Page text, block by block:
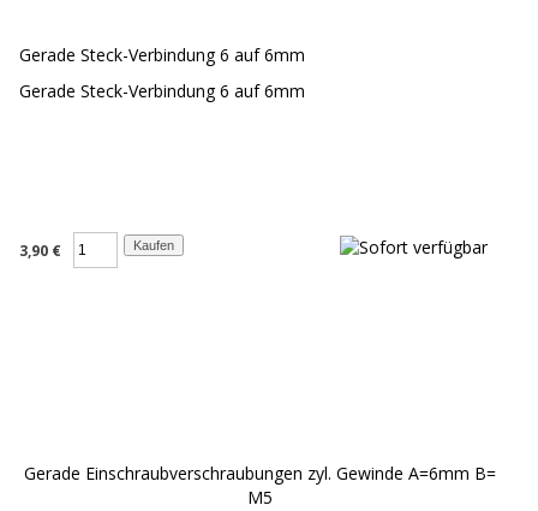
Gerade Steck-Verbindung 6 auf 6mm
Gerade Steck-Verbindung 6 auf 6mm
3,90 €
Gerade Einschraubverschraubungen zyl. Gewinde A=6mm B=
M5